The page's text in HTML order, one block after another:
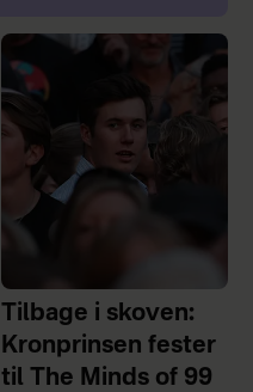
Tilbage i skoven:
Kronprinsen fester
til The Minds of 99